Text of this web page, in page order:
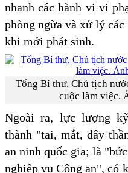
nhanh các hành vi vi
phòng ngừa và xử lý
khi mới phát sinh.
Tổng Bí thư, Chủ tịch
cuộc làm việc.
Ngoài ra, lực lượng
thành "tai, mắt, dây
an ninh quốc gia; là
nghiệp vụ Công an", có